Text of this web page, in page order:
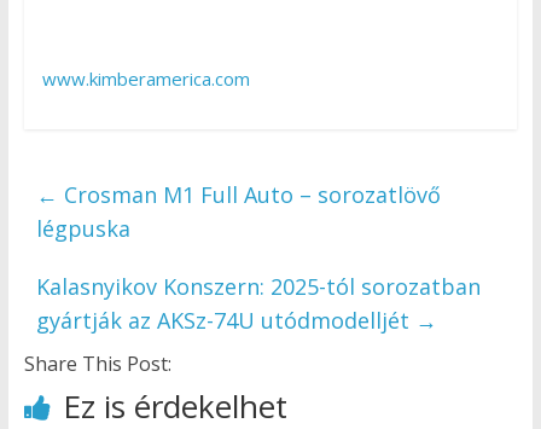
www.kimberamerica.com
← Crosman M1 Full Auto – sorozatlövő
légpuska
Kalasnyikov Konszern: 2025-tól sorozatban
gyártják az AKSz-74U utódmodelljét →
Share This Post:
Ez is érdekelhet